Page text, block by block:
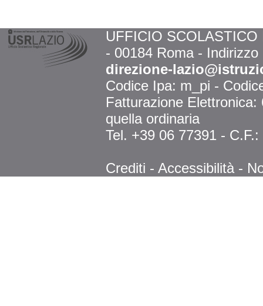
UFFICIO
- 00184 Roma -
direzione-
Codice Ipa: m_pi -
Fatturazione
quella ordinaria
Tel. +39 06 77391 -
Crediti - Accessibilità -